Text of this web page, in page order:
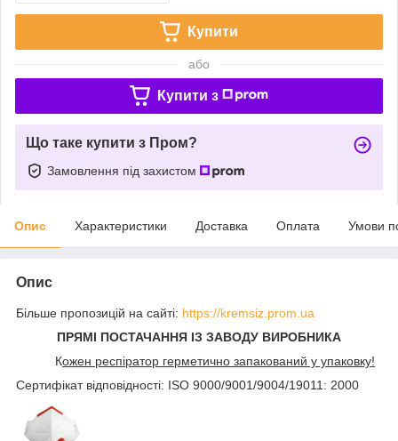
Купити
або
Купити з
Що таке купити з Пром?
Замовлення під захистом
Опис Характеристики Доставка Оплата Умови
Опис
Більше пропозицій на сайті: https://kremsiz.prom.ua
ПРЯМІ ПОСТАЧАННЯ ІЗ ЗАВОДУ ВИРОБНИКА
Кожен респіратор герметично запакований у упаковку!
Сертифікат відповідності: ISO 9000/9001/9004/19011: 2000